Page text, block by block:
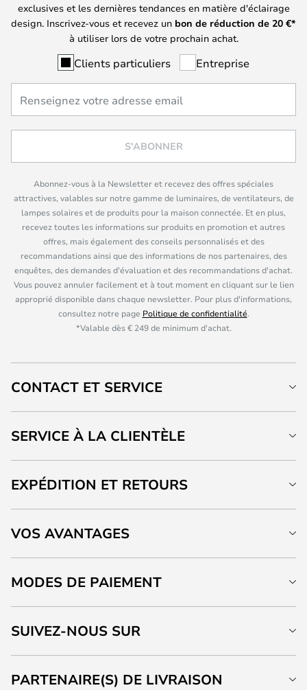
exclusives et les dernières tendances en matière d'éclairage
design. Inscrivez-vous et recevez un bon de réduction de 20 €*
à utiliser lors de votre prochain achat.
Clients particuliers Entreprise
S'ABONNER
Abonnez-vous à la Newsletter et recevez des offres spéciales
attractives, valables sur notre gamme de luminaires, de ventilateurs, de
lampes solaires et de produits pour la maison connectée. Et en plus,
recevez toutes les informations sur produits en promotion et autres
offres, mais également des conseils personnalisés et des
recommandations ainsi que des informations de nos partenaires, des
enquêtes, des demandes d'évaluation et des recommandations d'achat.
Vous pouvez annuler facilement et à tout moment en cliquant sur le lien
approprié disponible dans chaque newsletter. Pour plus d'informations,
consultez notre page Politique de confidentialité.
*Valable dès € 249 de minimum d'achat.
CONTACT ET SERVICE
SERVICE À LA CLIENTÈLE
EXPÉDITION ET RETOURS
VOS AVANTAGES
MODES DE PAIEMENT
SUIVEZ-NOUS SUR
PARTENAIRE(S) DE LIVRAISON